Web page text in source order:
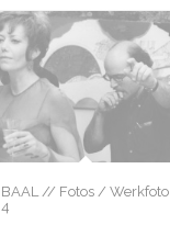
BAAL // Fotos / Werkfoto
4